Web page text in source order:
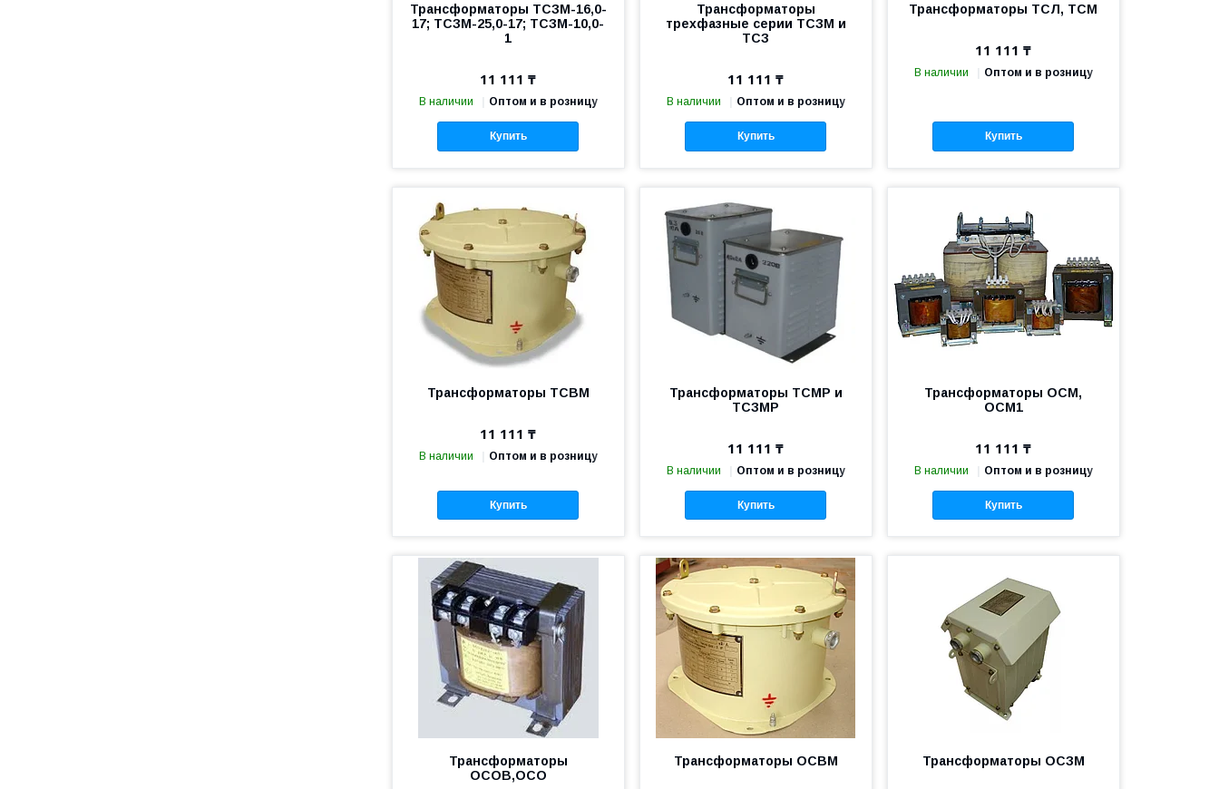
Трансформаторы ТСЗМ-16,0-
17; ТСЗМ-25,0-17; ТСЗМ-10,0-
1
11 111 ₸
В наличии Оптом и в розницу
Купить
Трансформаторы
трехфазные серии ТСЗМ и
ТСЗ
11 111 ₸
В наличии Оптом и в розницу
Купить
Трансформаторы ТСЛ, ТСМ
11 111 ₸
В наличии Оптом и в розницу
Купить
Трансформаторы ТСВМ
11 111 ₸
В наличии Оптом и в розницу
Купить
Трансформаторы ТСМР и
ТСЗМР
11 111 ₸
В наличии Оптом и в розницу
Купить
Трансформаторы ОСМ,
ОСМ1
11 111 ₸
В наличии Оптом и в розницу
Купить
Трансформаторы
ОСОВ,ОСО
Трансформаторы ОСВМ Трансформаторы ОСЗМ